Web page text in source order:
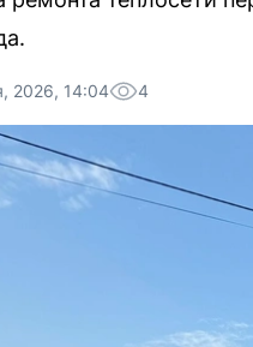
2026, 14:04 4